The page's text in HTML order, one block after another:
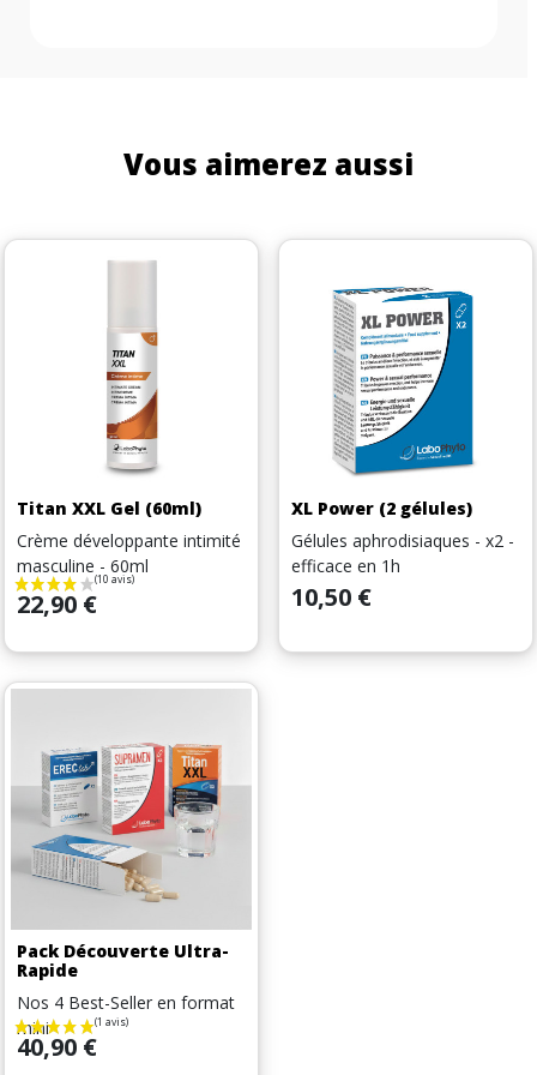
Vous aimerez aussi
Titan XXL Gel (60ml)
Crème développante intimité
masculine - 60ml
Prix
22,90 €
XL Power (2 gélules)
Gélules aphrodisiaques - x2 -
efficace en 1h
Prix
10,50 €
Pack Découverte Ultra-
Rapide
Nos 4 Best-Seller en format
mini
Prix
40,90 €